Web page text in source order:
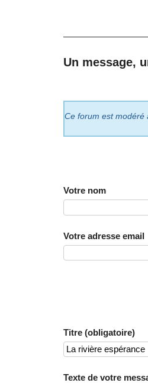
Un message,
Ce forum est modéré
Votre nom
Votre adresse email
Titre (obligatoire)
Texte de votre